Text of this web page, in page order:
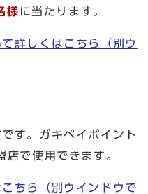
様 に当たります。
詳しくはこちら
（別ウ
す。ガキペイポイント
で使用できます。
ちら （別ウインドウで